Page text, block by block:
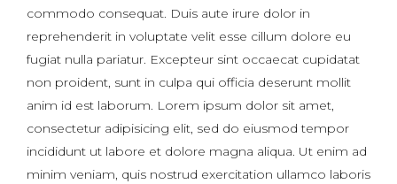
commodo consequat. Duis aute irure dolor in
reprehenderit in voluptate velit esse cillum dolore eu
fugiat nulla pariatur. Excepteur sint occaecat cupidatat
non proident, sunt in culpa qui officia deserunt mollit
anim id est laborum. Lorem ipsum dolor sit amet,
consectetur adipisicing elit, sed do eiusmod tempor
incididunt ut labore et dolore magna aliqua. Ut enim ad
minim veniam, quis nostrud exercitation ullamco laboris